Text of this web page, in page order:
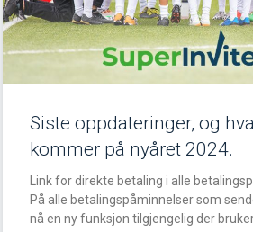
Siste oppdateringer, og
kommer på nyåret 2024.
Link for direkte betaling i alle
På alle betalingspåminnelser som
nå en ny funksjon tilgjengelig der